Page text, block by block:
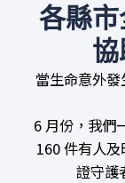
各縣
當生命意外
6 月份，我們
160 件有人
證守護